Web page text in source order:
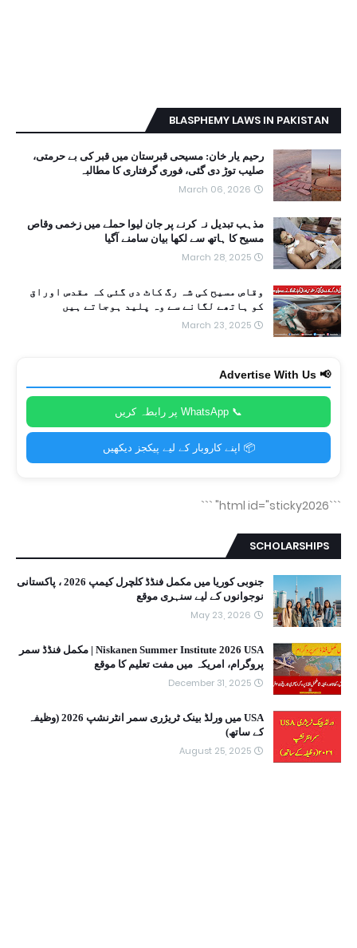
BLASPHEMY LAWS IN PAKISTAN
رحیم یار خان: مسیحی قبرستان میں قبر کی بے حرمتی،
صلیب توڑ دی گئی، فوری گرفتاری کا مطالبہ
March 06, 2026
مذہب تبدیل نہ کرنے پر جان لیوا حملے میں زخمی وقاص
مسیح کا ہاتھ سے لکھا بیان سامنے آگیا
March 28, 2025
وقاص مسیح کی شہ رگ کاٹ دی گئی کہ مقدس اوراق
کو ہاتھے لگانے سے وہ پلید ہوجاتے ہیں
March 23, 2025
📢 Advertise With Us
📞 WhatsApp پر رابطہ کریں
📦 اپنے کاروبار کے لیے پیکجز دیکھیں
```html id="sticky2026"
```
SCHOLARSHIPS
جنوبی کوریا میں مکمل فنڈڈ کلچرل کیمپ 2026 ، پاکستانی
نوجوانوں کے لیے سنہری موقع
May 23, 2026
Niskanen Summer Institute 2026 USA | مکمل فنڈڈ سمر
پروگرام، امریکہ میں مفت تعلیم کا موقع
December 31, 2025
USA میں ورلڈ بینک ٹریژری سمر انٹرنشپ 2026 (وظیفہ
کے ساتھ)
August 25, 2025